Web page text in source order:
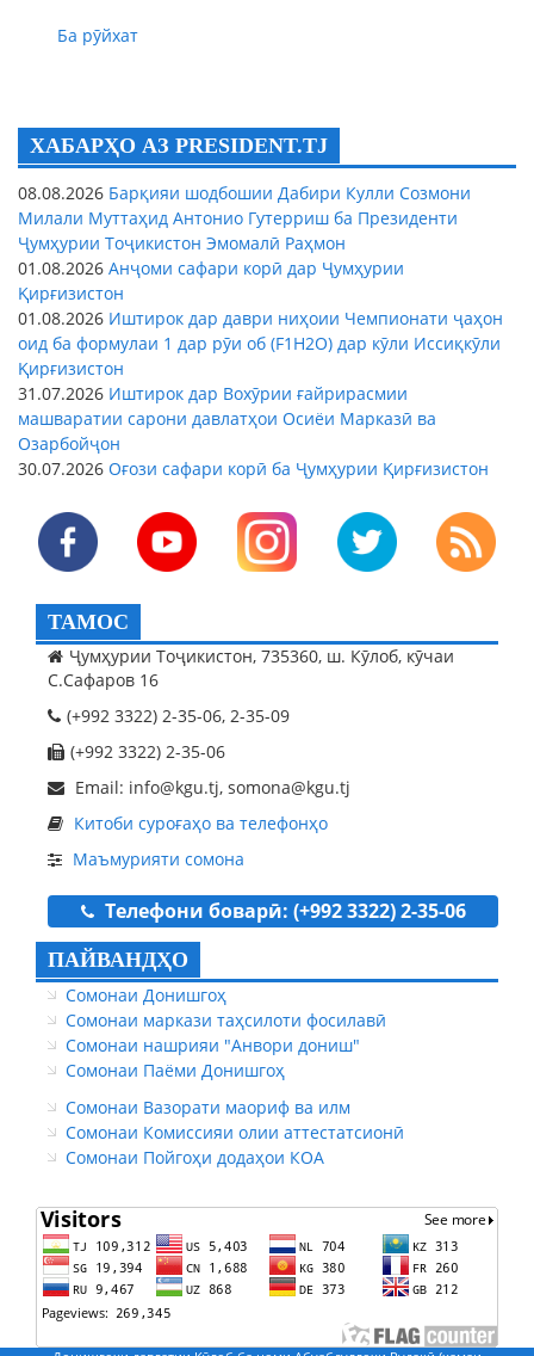
Ба рӯйхат
ХАБАРҲО АЗ PRESIDENT.TJ
08.08.2026 Барқияи шодбошии Дабири Кулли Созмони
Милали Муттаҳид Антонио Гутерриш ба Президенти
Ҷумҳурии Тоҷикистон Эмомалӣ Раҳмон
01.08.2026 Анҷоми сафари корӣ дар Ҷумҳурии
Қирғизистон
01.08.2026 Иштирок дар даври ниҳоии Чемпионати ҷаҳон
оид ба формулаи 1 дар рӯи об (F1H2O) дар кӯли Иссиқкӯли
Қирғизистон
31.07.2026 Иштирок дар Вохӯрии ғайрирасмии
машваратии сарони давлатҳои Осиёи Марказӣ ва
Озарбойҷон
30.07.2026 Оғози сафари корӣ ба Ҷумҳурии Қирғизистон
ТАМОС
Ҷумҳурии Тоҷикистон, 735360, ш. Кӯлоб, кӯчаи
С.Сафаров 16
(+992 3322) 2-35-06, 2-35-09
(+992 3322) 2-35-06
Email: info@kgu.tj, somona@kgu.tj
Китоби суроғаҳо ва телефонҳо
Маъмурияти сомона
Телефони боварӣ: (+992 3322) 2-35-06
ПАЙВАНДҲО
Сомонаи Донишгоҳ
Сомонаи маркази таҳсилоти фосилавӣ
Сомонаи нашрияи "Анвори дониш"
Сомонаи Паёми Донишгоҳ
Сомонаи Вазорати маориф ва илм
Сомонаи Комиссияи олии аттестатсионӣ
Сомонаи Пойгоҳи додаҳои КОА